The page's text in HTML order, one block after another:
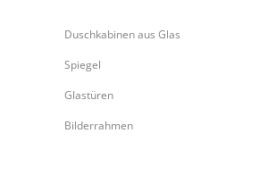
Duschkabinen aus Glas
Spiegel
Glastüren
Bilderrahmen